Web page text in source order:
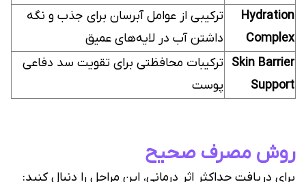
Hydration
Complex
ترکیبی از عوامل آبرسان برای جذب و نگه
داشتن آب در لایه‌های عمیق
Skin Barrier
Support
ترکیبات محافظتی برای تقویت سد دفاعی
پوست
روش مصرف صحیح
برای دریافت حداکثر اثر درمانی، این مراحل را دنبال کنید: